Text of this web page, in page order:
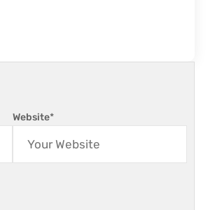
Website*